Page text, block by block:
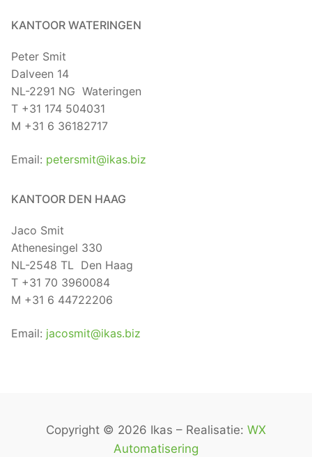
KANTOOR WATERINGEN
Peter Smit
Dalveen 14
NL-2291 NG Wateringen
T +31 174 504031
M +31 6 36182717
Email: petersmit@ikas.biz
KANTOOR DEN HAAG
Jaco Smit
Athenesingel 330
NL-2548 TL Den Haag
T +31 70 3960084
M +31 6 44722206
Email: jacosmit@ikas.biz
Copyright © 2026 Ikas – Realisatie: WX
Automatisering